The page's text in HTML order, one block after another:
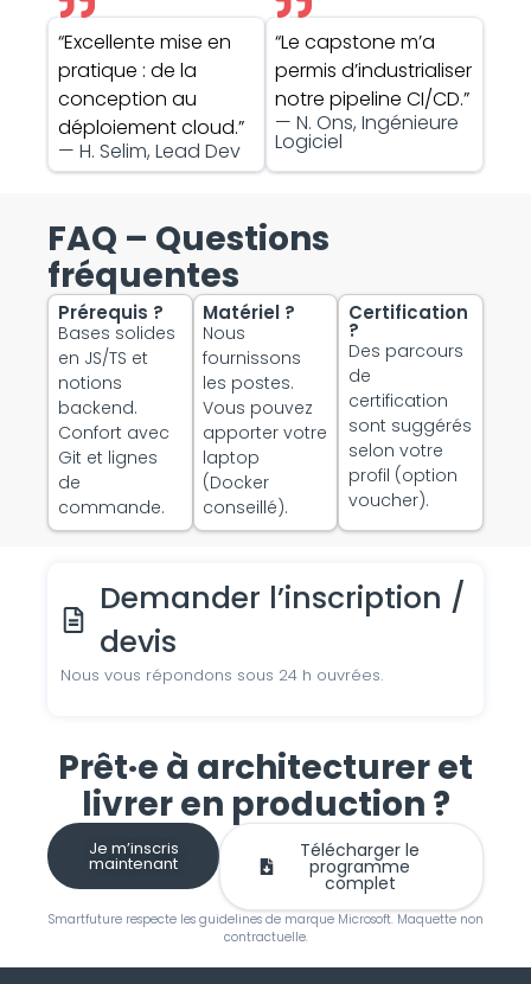
“Excellente mise en
pratique : de la
conception au
déploiement cloud.”
— H. Selim, Lead Dev
“Le capstone m’a
permis d’industrialiser
notre pipeline CI/CD.”
— N. Ons, Ingénieure
Logiciel
FAQ – Questions
fréquentes
Prérequis ?
Bases solides
en JS/TS et
notions
backend.
Confort avec
Git et lignes
de
commande.
Matériel ?
Nous
fournissons
les postes.
Vous pouvez
apporter votre
laptop
(Docker
conseillé).
Certification
?
Des parcours
de
certification
sont suggérés
selon votre
profil (option
voucher).
Demander l’inscription /
devis
Nous vous répondons sous 24 h ouvrées.
Prêt·e à architecturer et
livrer en production ?
Je m’inscris
maintenant
Télécharger le
programme
complet
Smartfuture respecte les guidelines de marque Microsoft. Maquette non
contractuelle.